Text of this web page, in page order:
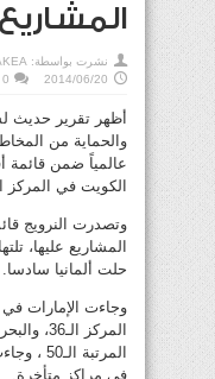
المشاريع
نشرت بواسطة:
2014/06/20
0
أظهر تقرير حديث
عالمياً ضمن قائمة
الكويت في المركز
وتصدرت النرويج
المشاريع عليها،
حلت ألمانيا سادسا.
في مراكز متأخرة.